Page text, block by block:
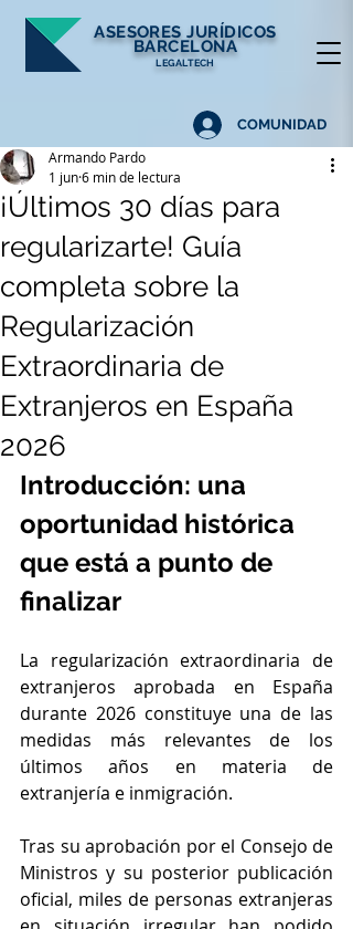
ASESORESJURÍDICOS
BARCELONA
LEGALTECH
COMUNIDAD
¡Últimos 30 días para
regularizarte! Guía
completa sobre la
Regularización
Extraordinaria de
Extranjeros en España
2026
Armando Pardo
1 jun6 min de lectura
Introducción: una
oportunidad histórica
que está a punto de
finalizar
La regularización extraordinaria de
extranjeros aprobada en España
durante 2026 constituye una de las
medidas más relevantes de los
últimos años en materia de
extranjería e inmigración.
Tras su aprobación por el Consejo de
Ministros y su posterior publicación
oficial, miles de personas extranjeras